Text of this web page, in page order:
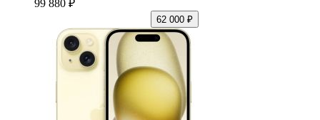
99 880 ₽
62 000 ₽